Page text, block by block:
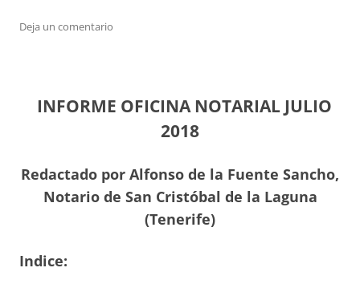
Deja un comentario
INFORME OFICINA NOTARIAL JULIO
2018
Redactado por Alfonso de la Fuente Sancho,
Notario de San Cristóbal de la Laguna
(Tenerife)
Indice: